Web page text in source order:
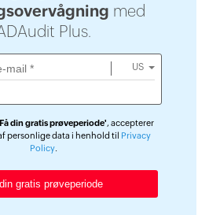
med
Plus.
US
din gratis prøveperiode', accepterer
personlige data i henhold til Privacy
Policy